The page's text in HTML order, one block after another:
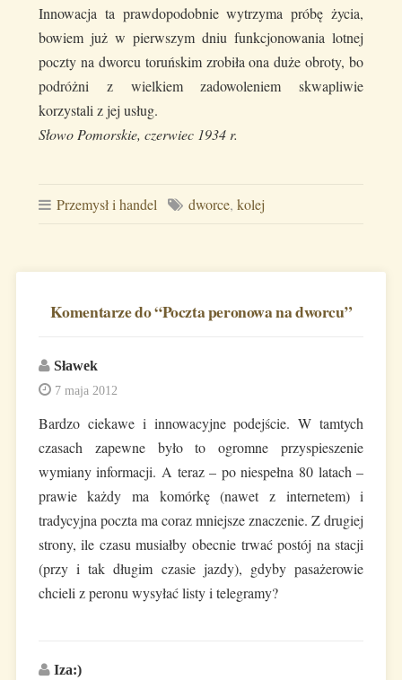
Innowacja ta prawdopodobnie wytrzyma próbę życia,
bowiem już w pierwszym dniu funkcjonowania lotnej
poczty na dworcu toruńskim zrobiła ona duże obroty, bo
podróżni z wielkiem zadowoleniem skwapliwie
korzystali z jej usług.
Słowo Pomorskie, czerwiec 1934 r.
Przemysł i handel dworce, kolej
Komentarze do “Poczta peronowa na dworcu”
Sławek
7 maja 2012
Bardzo ciekawe i innowacyjne podejście. W tamtych
czasach zapewne było to ogromne przyspieszenie
wymiany informacji. A teraz – po niespełna 80 latach –
prawie każdy ma komórkę (nawet z internetem) i
tradycyjna poczta ma coraz mniejsze znaczenie. Z drugiej
strony, ile czasu musiałby obecnie trwać postój na stacji
(przy i tak długim czasie jazdy), gdyby pasażerowie
chcieli z peronu wysyłać listy i telegramy?
Iza:)